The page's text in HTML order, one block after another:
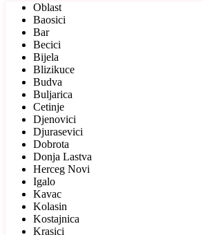
Oblast
Baosici
Bar
Becici
Bijela
Blizikuce
Budva
Buljarica
Cetinje
Djenovici
Djurasevici
Dobrota
Donja Lastva
Herceg Novi
Igalo
Kavac
Kolasin
Kostajnica
Krasici